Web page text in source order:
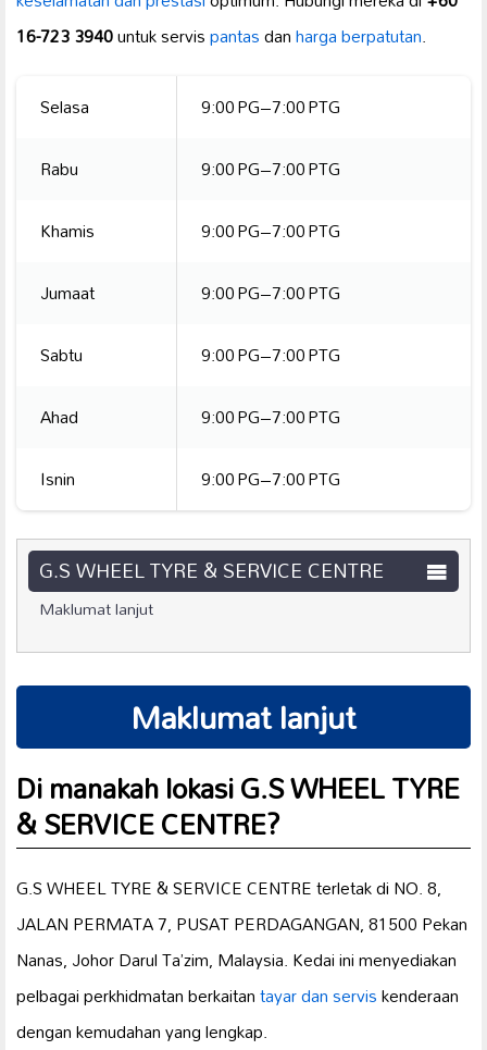
16-723 3940untuk servispantasdanharga berpatutan.
Selasa
9:00 PG–7:00 PTG
Rabu
9:00 PG–7:00 PTG
Khamis
9:00 PG–7:00 PTG
Jumaat
9:00 PG–7:00 PTG
Sabtu
9:00 PG–7:00 PTG
Ahad
9:00 PG–7:00 PTG
Isnin
9:00 PG–7:00 PTG
G.S WHEEL TYRE & SERVICE CENTRE
Maklumat lanjut
Maklumat lanjut
Di manakah lokasi G.S WHEEL TYRE
& SERVICE CENTRE?
G.S WHEEL TYRE & SERVICE CENTRE terletak di NO. 8,
JALAN PERMATA 7, PUSAT PERDAGANGAN, 81500 Pekan
Nanas, Johor Darul Ta’zim, Malaysia. Kedai ini menyediakan
pelbagai perkhidmatan berkaitantayar dan serviskenderaan
dengan kemudahan yang lengkap.